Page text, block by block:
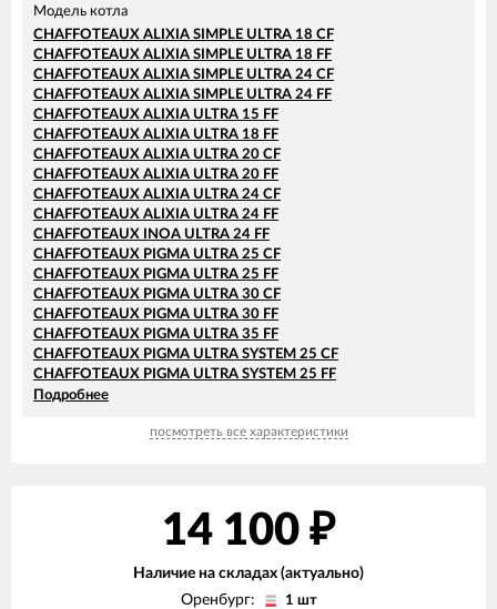
Модель котла
CHAFFOTEAUX ALIXIA SIMPLE ULTRA 18 CF
CHAFFOTEAUX ALIXIA SIMPLE ULTRA 18 FF
CHAFFOTEAUX ALIXIA SIMPLE ULTRA 24 CF
CHAFFOTEAUX ALIXIA SIMPLE ULTRA 24 FF
CHAFFOTEAUX ALIXIA ULTRA 15 FF
CHAFFOTEAUX ALIXIA ULTRA 18 FF
CHAFFOTEAUX ALIXIA ULTRA 20 CF
CHAFFOTEAUX ALIXIA ULTRA 20 FF
CHAFFOTEAUX ALIXIA ULTRA 24 CF
CHAFFOTEAUX ALIXIA ULTRA 24 FF
CHAFFOTEAUX INOA ULTRA 24 FF
CHAFFOTEAUX PIGMA ULTRA 25 CF
CHAFFOTEAUX PIGMA ULTRA 25 FF
CHAFFOTEAUX PIGMA ULTRA 30 CF
CHAFFOTEAUX PIGMA ULTRA 30 FF
CHAFFOTEAUX PIGMA ULTRA 35 FF
CHAFFOTEAUX PIGMA ULTRA SYSTEM 25 CF
CHAFFOTEAUX PIGMA ULTRA SYSTEM 25 FF
CHAFFOTEAUX PIGMA ULTRA SYSTEM 30 FF
Подробнее
посмотреть все характеристики
14 100 ₽
Наличие на складах (актуально)
Оренбург:
1 шт